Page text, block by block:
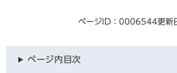
ページID：0006544更新
ページ内目次